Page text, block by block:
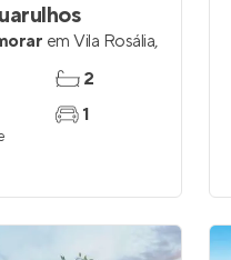
em Vila Rosália,
2
1